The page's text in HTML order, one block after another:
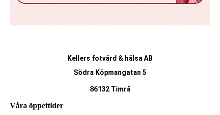
Kellers fotvård & hälsa AB
Södra Köpmangatan 5
86132 Timrå
Våra öppettider